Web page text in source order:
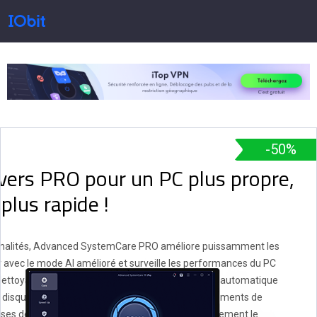
Produits
Boutique
Centre de presse
Support
Partenaires
-50%
PRO pour un PC plus propre,
rapide !
Advanced SystemCare PRO améliore puissamment les
le mode AI amélioré et surveille les performances du PC
en profondeur du registre et nettoyage automatique
et réduire les pannes d'ordinateur. Des éléments de
de données plus importantes accélèrent nettement le